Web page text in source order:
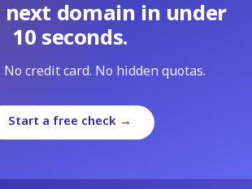
next domain in under
10 seconds.
credit card. No hidden quotas.
Start a free check →